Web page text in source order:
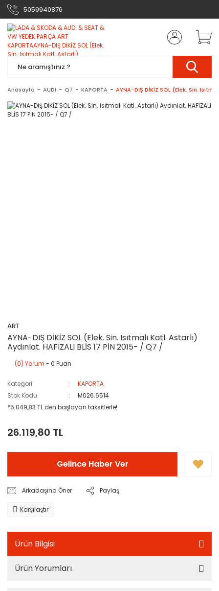
5059940876
Anasayfa AUDI Q7 KAPORTA AYNA-DIŞ DİKİZ SOL (Elek. Sin.
ART
AYNA-DIŞ DİKİZ SOL (Elek. Sin. Isıtmalı Katl. Astarlı)
Aydınlat. HAFIZALI BLİS 17 PİN 2015- / Q7 /
(0) Yorum - 0 Puan
Kategori
KAPORTA
Stok Kodu
M026.6514
*5.049,83 TL den başlayan taksitlerle!
26.119,80 TL
Gelince Haber Ver
Arkadaşına Öner Paylaş
Karşılaştır
Ürün Bilgisi
Ürün Yorumları